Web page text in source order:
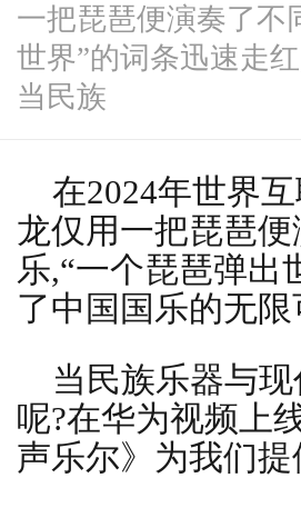
一把琵琶便演奏了不
世界”的词条迅速走
当民族
在2024年世界
龙仅用一把琵琶
乐,“一个琵琶弹出
了中国国乐的无限
当民族乐器与
呢?在华为视频上
声乐尔》为我们